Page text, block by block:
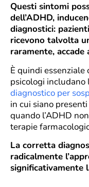
Questi sintomi
dell’ADHD,
diagnostici:
ricevono talvolta
raramente,
È quindi
psicologi includano
diagnostico per
in cui siano
quando l’ADHD
terapie
La corretta
radicalmente
significativamente